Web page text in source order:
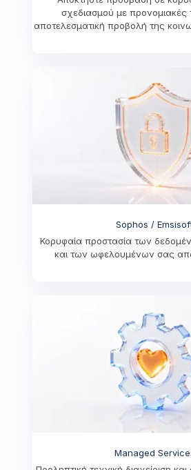
σχεδιασμού με προνομιακές
αποτελεσματική προβολή της
Sophos /
Κορυφαία προστασία των
και των ωφελουμένων σας
Managed